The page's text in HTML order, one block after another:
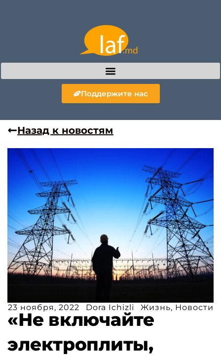
Поддержите нас
Назад к новостям
23 ноября, 2022 Dora Ichizli Жизнь, Новости
«Не включайте
электроплиты,